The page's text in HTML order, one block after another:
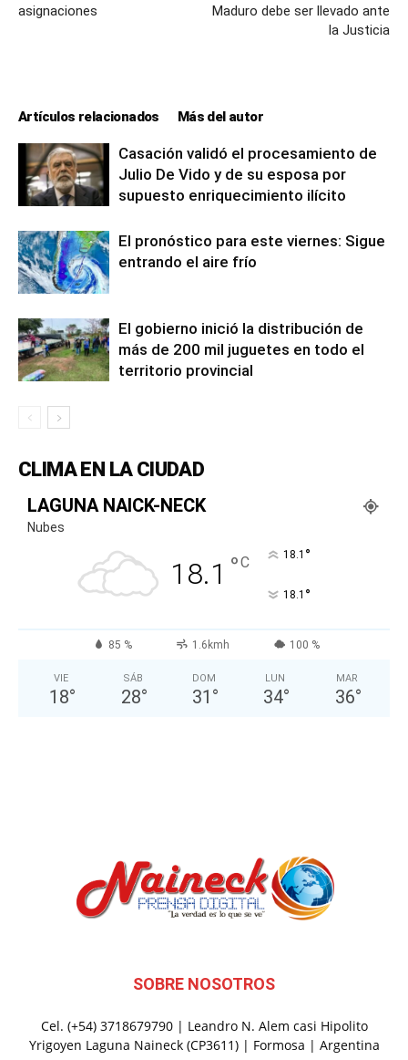
asignaciones
Maduro debe ser llevado ante
la Justicia
Artículos relacionados Más del autor
Casación validó el procesamiento de
Julio De Vido y de su esposa por
supuesto enriquecimiento ilícito
El pronóstico para este viernes: Sigue
entrando el aire frío
El gobierno inició la distribución de
más de 200 mil juguetes en todo el
territorio provincial
CLIMA EN LA CIUDAD
LAGUNA NAICK-NECK
Nubes
18.1 °C 18.1 °
18.1 °
85 % 1.6kmh 100 %
VIE
18°
SÁB
28°
DOM
31 °
LUN
34°
MAR
36°
SOBRE NOSOTROS
Cel. (+54) 3718679790 | Leandro N. Alem casi Hipolito
Yrigoyen Laguna Naineck (CP3611) | Formosa | Argentina